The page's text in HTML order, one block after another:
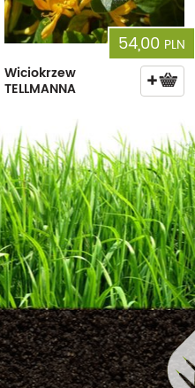
54,00 PLN
Wiciokrzew
TELLMANNA